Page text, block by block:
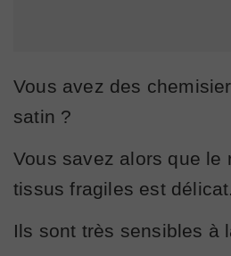
Vous avez des
satin ?
Vous savez alors que le
tissus fragiles est délicat.
Ils sont très sensibles à